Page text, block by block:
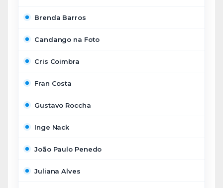
Brenda Barros
Candango na Foto
Cris Coimbra
Fran Costa
Gustavo Roccha
Inge Nack
João Paulo Penedo
Juliana Alves